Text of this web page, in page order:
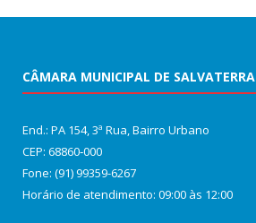
CÂMARA MUNICIPAL DE SALVATERRA
End.: PA 154, 3ª Rua, Bairro Urbano
CEP: 68860‑000
Fone: (91) 99359-6267
Horário de atendimento: 09:00 às 12:00